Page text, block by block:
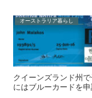
オーストラリア暮らし
クイーンズランド州
にはブルーカードを申